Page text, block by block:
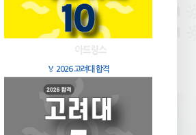
🏅 2026 고려대 합격